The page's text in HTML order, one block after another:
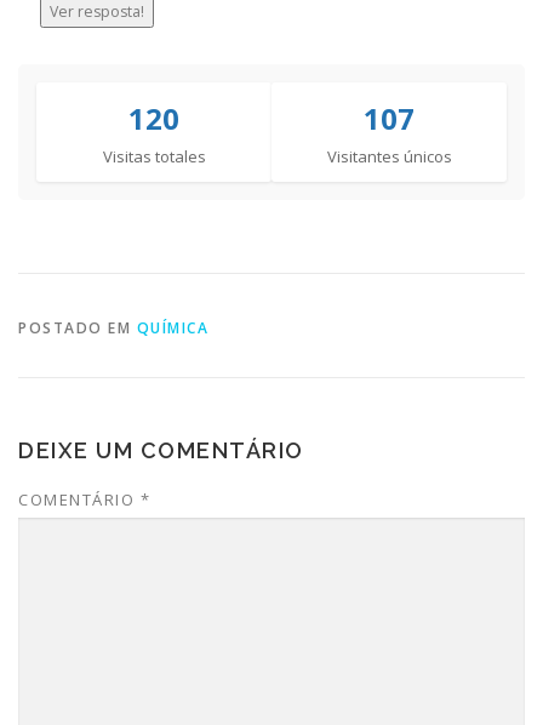
Ver resposta!
120
Visitas totales
107
Visitantes únicos
POSTADO EM QUÍMICA
DEIXE UM COMENTÁRIO
COMENTÁRIO *